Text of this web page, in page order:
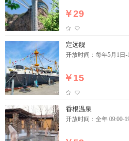
￥29
定远舰
开放时间：每年5月1日-
￥15
香根温泉
开放时间：全年 09:00-